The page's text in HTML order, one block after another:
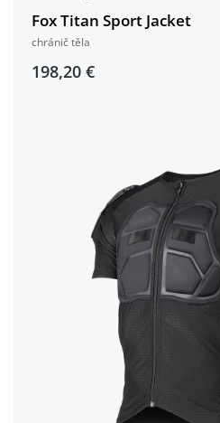
Fox Titan Sport Jacket
chránič těla
198,20 €